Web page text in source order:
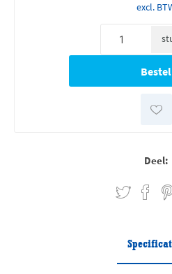
excl.
Deel: